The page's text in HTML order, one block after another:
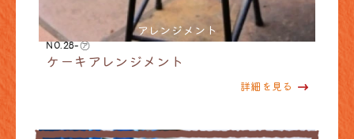
アレンジメント
NO.28-㋐
ケーキアレンジメント
詳細を見る